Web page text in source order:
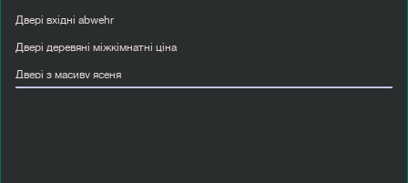
Двері вхідні abwehr
Двері деревяні міжкімнатні ціна
Двері з масиву ясеня